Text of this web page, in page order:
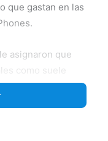
que gastan en las
asignaron que
como suele
su uso de
cada